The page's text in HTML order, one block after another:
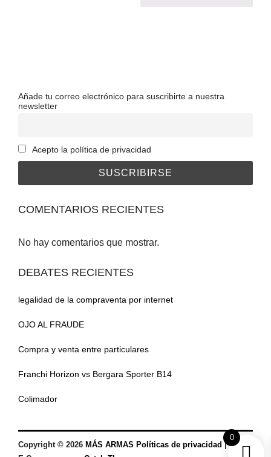
Añade tu correo electrónico para suscribirte a nuestra
newsletter
Acepto la política de privacidad
COMENTARIOS RECIENTES
No hay comentarios que mostrar.
DEBATES RECIENTES
legalidad de la compraventa por internet
OJO AL FRAUDE
Compra y venta entre particulares
Franchi Horizon vs Bergara Sporter B14
Colimador
Copyright © 2026 MÁS ARMAS Políticas de privacidad |Tema:
0